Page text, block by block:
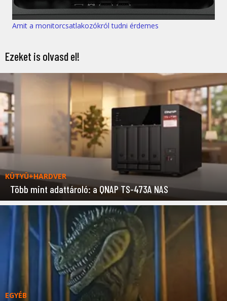
Amit a monitorcsatlakozókról tudni érdemes
Ezeket is olvasd el!
KÜTYÜ+HARDVER
Több mint adattároló: a QNAP TS-473A NAS
EGYÉB